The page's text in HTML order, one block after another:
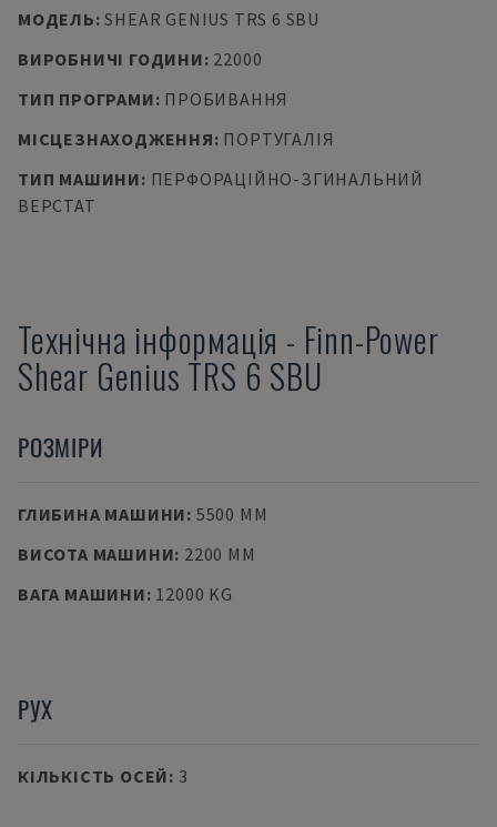
МОДЕЛЬ:SHEAR GENIUS TRS 6 SBU
ВИРОБНИЧІ ГОДИНИ: 22000
ТИП ПРОГРАМИ: ПРОБИВАННЯ
МІСЦЕЗНАХОДЖЕННЯ: ПОРТУГАЛІЯ
ТИП МАШИНИ: ПЕРФОРАЦІЙНО-ЗГИНАЛЬНИЙ
ВЕРСТАТ
Технічна інформація - Finn-Power
Shear Genius TRS 6 SBU
РОЗМІРИ
ГЛИБИНА МАШИНИ: 5500 MM
ВИСОТА МАШИНИ: 2200 MM
ВАГА МАШИНИ: 12000 KG
РУХ
КІЛЬКІСТЬ ОСЕЙ: 3